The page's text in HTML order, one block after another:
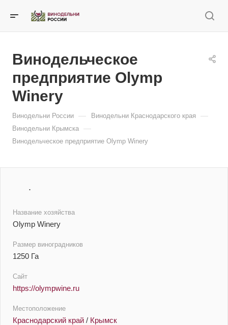
Винодельческое
предприятие Olymp
Winery
Винодельни России — Винодельни Краснодарского края —
Винодельни Крымска —
Винодельческое предприятие Olymp Winery
.
Название хозяйства
Olymp Winery
Размер виноградников
1250 Га
Сайт
https://olympwine.ru
Местоположение
Краснодарский край / Крымск